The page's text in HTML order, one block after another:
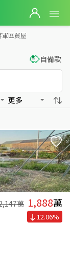
出售、房價分析
軍區買屋
自備款
更多
萬 1,888萬
12.06%
信義房屋